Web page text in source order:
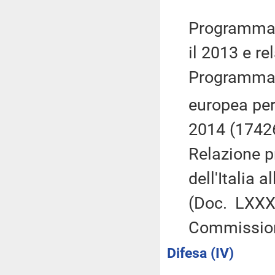
il 2013 e
europea
2014
Relazione
dell'Italia
(Doc.
Difesa (IV)